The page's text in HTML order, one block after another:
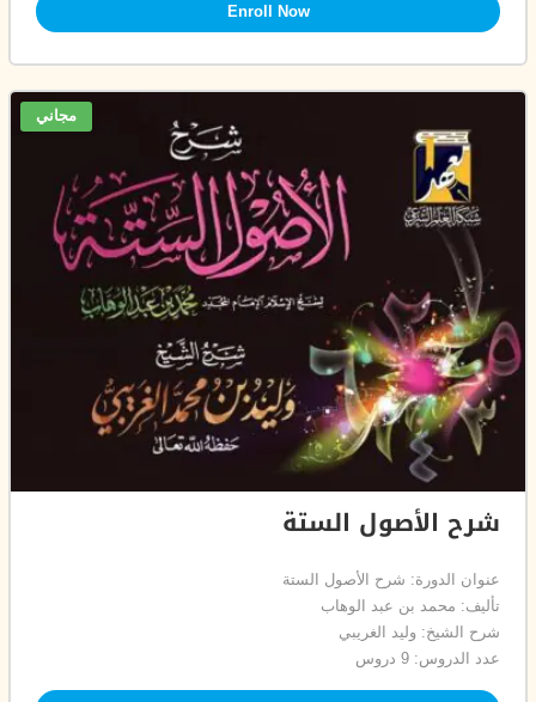
Enroll Now
مجاني
شرح الأصول الستة
عنوان الدورة: شرح الأصول الستة
تأليف: محمد بن عبد الوهاب
شرح الشيخ: وليد الغريبي
عدد الدروس: 9 دروس